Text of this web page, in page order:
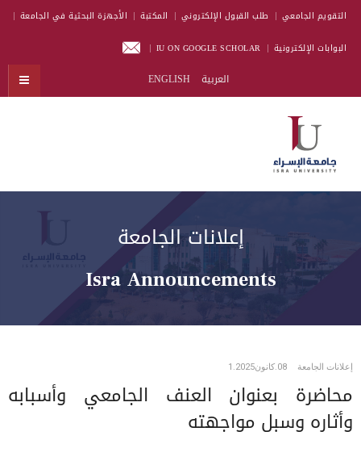
التقويم الجامعي طلب القبول الإلكتروني المكتبة الأجهزة البحثية في الجامعة
البوابات الإلكترونية IU ON GOOGLE SCHOLAR
العربية ENGLISH
إعلانات الجامعة
Isra Announcements
إعلانات الجامعة 08.كانون1.2025
محاضرة بعنوان العنف الجامعي وأسبابه
وأثاره وسبل مواجهته